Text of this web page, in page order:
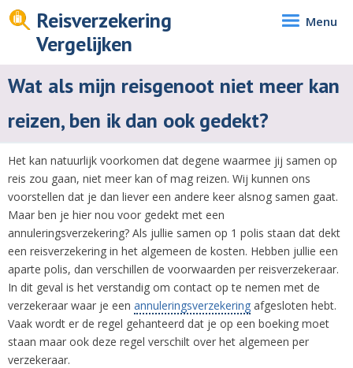
Reisverzekering
Vergelijken
Menu
Wat als mijn reisgenoot niet meer kan
reizen, ben ik dan ook gedekt?
Het kan natuurlijk voorkomen dat degene waarmee jij samen op
reis zou gaan, niet meer kan of mag reizen. Wij kunnen ons
voorstellen dat je dan liever een andere keer alsnog samen gaat.
Maar ben je hier nou voor gedekt met een
annuleringsverzekering? Als jullie samen op 1 polis staan dat dekt
een reisverzekering in het algemeen de kosten. Hebben jullie een
aparte polis, dan verschillen de voorwaarden per reisverzekeraar.
In dit geval is het verstandig om contact op te nemen met de
verzekeraar waar je een annuleringsverzekering afgesloten hebt.
Vaak wordt er de regel gehanteerd dat je op een boeking moet
staan maar ook deze regel verschilt over het algemeen per
verzekeraar.